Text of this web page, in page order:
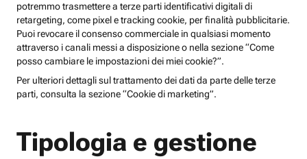
potremmo trasmettere a terze parti identificativi digitali di
retargeting, come pixel e tracking cookie, per finalità pubblicitarie.
Puoi revocare il consenso commerciale in qualsiasi momento
attraverso i canali messi a disposizione o nella sezione “Come
posso cambiare le impostazioni dei miei cookie?”.
Per ulteriori dettagli sul trattamento dei dati da parte delle terze
parti, consulta la sezione “Cookie di marketing”.
Tipologia e gestione